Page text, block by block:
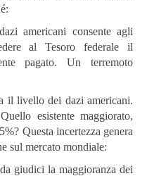
americani consente agli
al Tesoro federale il
pagato. Un terremoto
il livello dei dazi americani.
esistente maggiorato,
Questa incertezza genera
sul mercato mondiale:
giudici la maggioranza dei